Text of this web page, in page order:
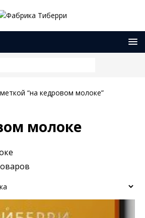
“на кедровом молоке”
молоке